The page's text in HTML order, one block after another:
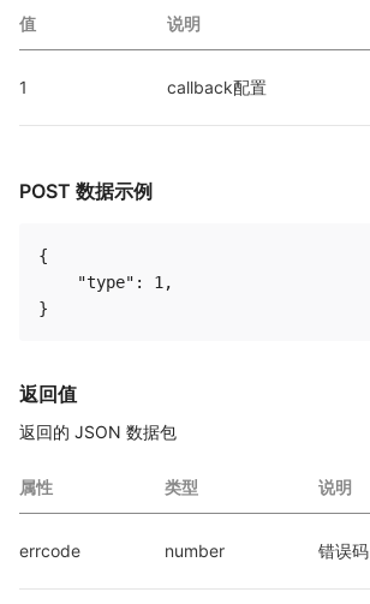
值 说明
1 callback配置
POST 数据示例
{
    "type": 1,
返回值
返回的 JSON 数据包
属性 类型 说明
errcode number 错误码